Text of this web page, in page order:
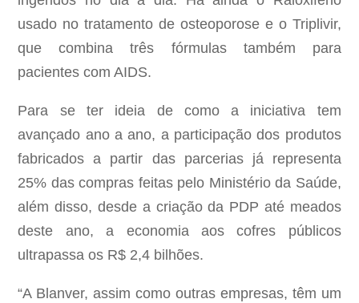
usado no tratamento de osteoporose e o Triplivir,
que combina três fórmulas também para
pacientes com AIDS.
Para se ter ideia de como a iniciativa tem
avançado ano a ano, a participação dos produtos
fabricados a partir das parcerias já representa
25% das compras feitas pelo Ministério da Saúde,
além disso, desde a criação da PDP até meados
deste ano, a economia aos cofres públicos
ultrapassa os R$ 2,4 bilhões.
“A Blanver, assim como outras empresas, têm um